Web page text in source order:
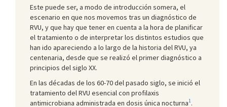
Este puede ser, a modo de introducción somera, el
escenario en que nos movemos tras un diagnóstico de
RVU, y que hay que tener en cuenta a la hora de planificar
el tratamiento o de interpretar los distintos estudios que
han ido apareciendo a lo largo de la historia del RVU, ya
centenaria, desde que se realizó el primer diagnóstico a
principios del siglo XX.
En las décadas de los 60-70 del pasado siglo, se inició el
tratamiento del RVU esencial con profilaxis
antimicrobiana administrada en dosis única nocturna1.